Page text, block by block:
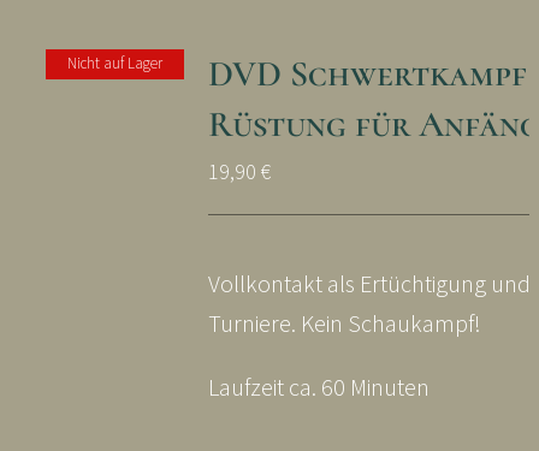
Nicht auf Lager
DVD
Rüstung für
19,90 €
Vollkontakt als Ertüchtigung und
Turniere. Kein Schaukampf!
Laufzeit ca. 60 Minuten